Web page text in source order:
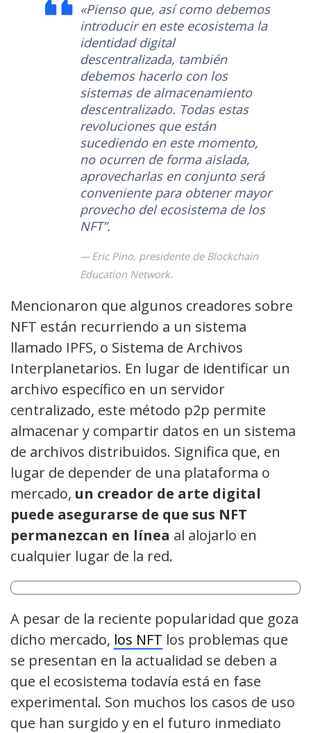
«Pienso que, así como debemos
introducir en este ecosistema la
identidad digital
descentralizada, también
debemos hacerlo con los
sistemas de almacenamiento
descentralizado. Todas estas
revoluciones que están
sucediendo en este momento,
no ocurren de forma aislada,
aprovecharlas en conjunto será
conveniente para obtener mayor
provecho del ecosistema de los
NFT”.
Eric Pino, presidente de Blockchain
Education Network.
Mencionaron que algunos creadores sobre
NFT están recurriendo a un sistema
llamado IPFS, o Sistema de Archivos
Interplanetarios. En lugar de identificar un
archivo específico en un servidor
centralizado, este método p2p permite
almacenar y compartir datos en un sistema
de archivos distribuidos. Significa que, en
lugar de depender de una plataforma o
mercado, un creador de arte digital
puede asegurarse de que sus NFT
permanezcan en línea al alojarlo en
cualquier lugar de la red.
A pesar de la reciente popularidad que goza
dicho mercado, los NFT los problemas que
se presentan en la actualidad se deben a
que el ecosistema todavía está en fase
experimental. Son muchos los casos de uso
que han surgido y en el futuro inmediato